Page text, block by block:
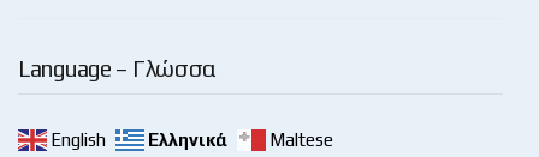
Language – Γλώσσα
English Ελληνικά Maltese